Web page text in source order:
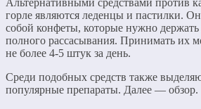
Альтернативными средствами против
горле являются леденцы и пастилки.
собой конфеты, которые нужно
полного рассасывания. Принимать их
не более 4-5 штук за день.
Среди подобных средств также
популярные препараты. Далее — обзор.